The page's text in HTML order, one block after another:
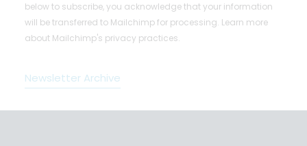
below to subscribe, you acknowledge that your information
will be transferred to Mailchimp for processing. Learn more
about Mailchimp's privacy practices.
Newsletter Archive